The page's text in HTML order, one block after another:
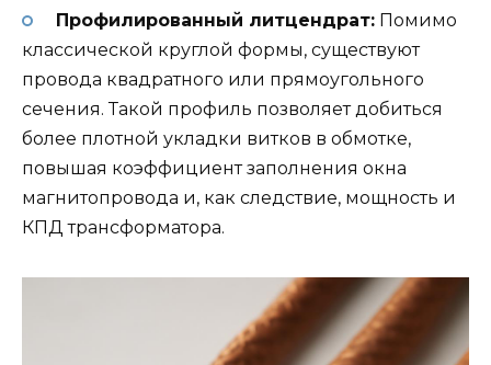
Профилированный литцендрат:Помимо
классической круглой формы, существуют
провода квадратного или прямоугольного
сечения. Такой профиль позволяет добиться
более плотной укладки витков в обмотке,
повышая коэффициент заполнения окна
магнитопровода и, как следствие, мощность и
КПД трансформатора.